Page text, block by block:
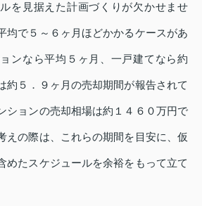
を見据えた計画づくりが欠かせませ
均で５～６ヶ月ほどかかるケースがあ
ンなら平均５ヶ月、一戸建てなら約
約５．９ヶ月の売却期間が報告されて
ションの売却相場は約１４６０万円で
えの際は、これらの期間を目安に、仮
めたスケジュールを余裕をもって立て